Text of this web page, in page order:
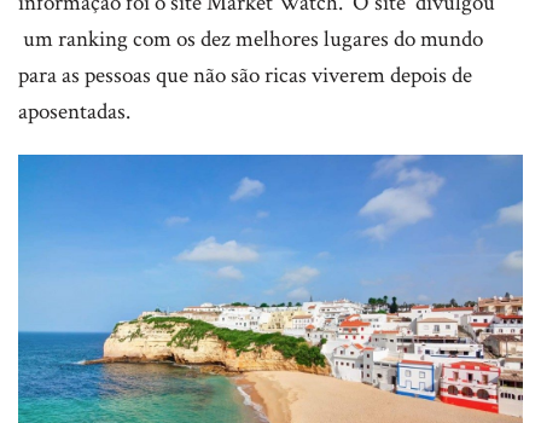
um ranking com os dez melhores lugares do mundo
para as pessoas que não são ricas viverem depois de
aposentadas.